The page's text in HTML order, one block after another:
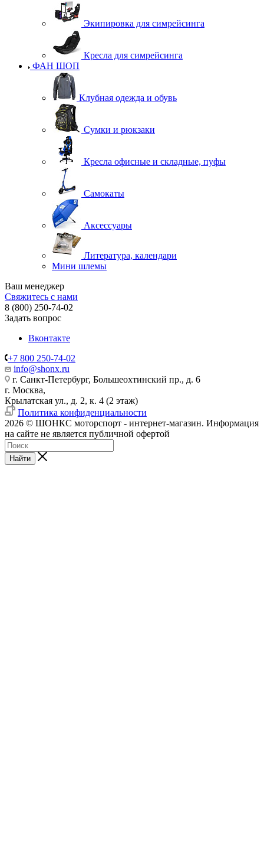
Экипировка для симрейсинга
Кресла для симрейсинга
ФАН ШОП
Клубная одежда и обувь
Сумки и рюкзаки
Кресла офисные и складные, пуфы
Самокаты
Аксессуары
Литература, календари
Мини шлемы
Ваш менеджер
Свяжитесь с нами
8 (800) 250-74-02
Задать вопрос
Вконтакте
+7 800 250-74-02
info@shonx.ru
г. Санкт-Петербург, Большеохтинский пр., д. 6
г. Москва,
Крылатская ул., д. 2, к. 4 (2 этаж)
Политика конфиденциальности
2026 © ШОНКС моторспорт - интернет-магазин. Информация
на сайте не является публичной офертой
Найти